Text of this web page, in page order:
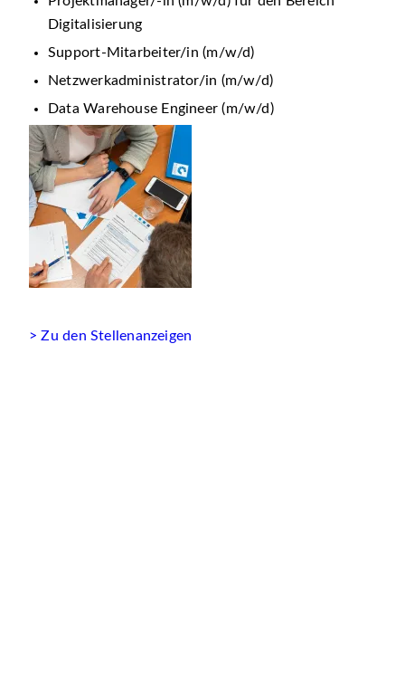
Digitalisierung
Support-Mitarbeiter/in (m/w/d)
Netzwerkadministrator/in (m/w/d)
Data Warehouse Engineer (m/w/d)
> Zu den Stellenanzeigen